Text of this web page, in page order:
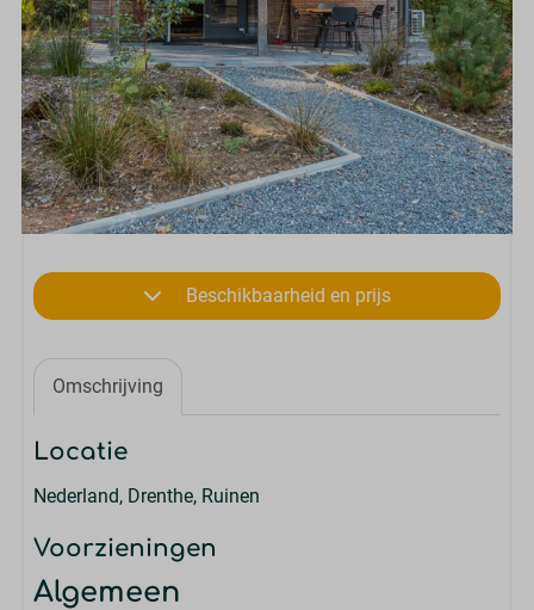
Beschikbaarheid en prijs
Omschrijving
Locatie
Nederland, Drenthe, Ruinen
Voorzieningen
Algemeen